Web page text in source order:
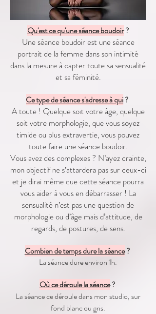
Qu'est ce qu'une séance boudoir?
Une séance boudoir est une séance
portrait de la femme dans son intimité
dans la mesure à capter toute sa sensualité
et sa féminité.
Ce type de séance s'adresse à qui? ​
A toute ! Quelque soit votre âge, quelque
soit votre morphologie, que vous soyez
timide ou plus extravertie, vous pouvez
toute faire une séance boudoir.
Vous avez des complexes ? N’ayez crainte,
mon objectif ne s’attardera pas sur ceux-ci
et je dirai même que cette séance pourra
vous aider à vous en débarrasser ! La
sensualité n’est pas une question de
morphologie ou d’âge mais d’attitude, de
regards, de postures, de sens.
Combien de temps dure la séance? ​
La séance dure environ 1h.
Où ce déroule la séance? ​
La séance ce déroule dans mon studio, sur
fond blanc ou gris.